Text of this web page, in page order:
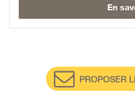
En
PROPOSER